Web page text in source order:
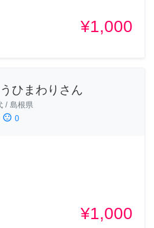
¥1,000
ひまわりさん
/ 島根県
sentiment_dissatisfied 0
¥1,000